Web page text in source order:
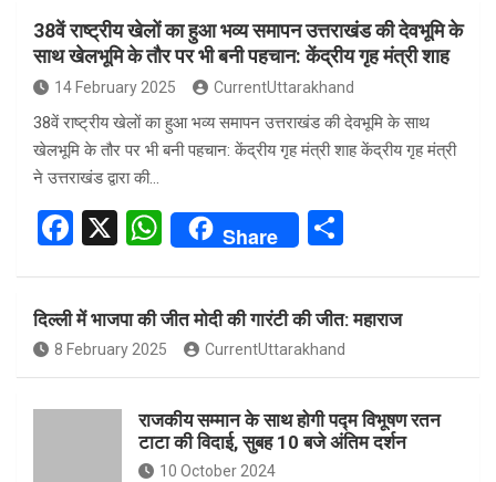
38वें राष्ट्रीय खेलों का हुआ भव्य समापन उत्तराखंड की देवभूमि के
साथ खेलभूमि के तौर पर भी बनी पहचान: केंद्रीय गृह मंत्री शाह
14 February 2025 CurrentUttarakhand
38वें राष्ट्रीय खेलों का हुआ भव्य समापन उत्तराखंड की देवभूमि के साथ
खेलभूमि के तौर पर भी बनी पहचान: केंद्रीय गृह मंत्री शाह केंद्रीय गृह मंत्री
ने उत्तराखंड द्वारा की…
F
ce
b
o
o
X
W
at
s
A
p
p
Share
e
दिल्ली में भाजपा की जीत मोदी की गारंटी की जीत: महाराज
8 February 2025 CurrentUttarakhand
राजकीय सम्मान के साथ होगी पद्म विभूषण रतन
टाटा की विदाई, सुबह 10 बजे अंतिम दर्शन
10 October 2024